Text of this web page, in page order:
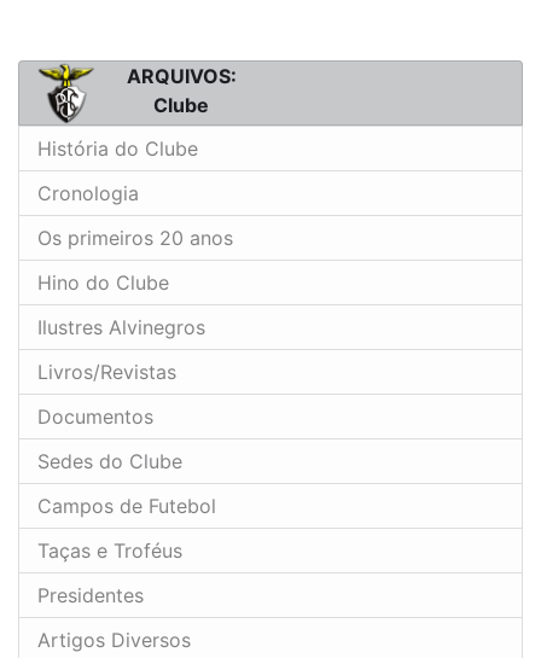
ARQUIVOS:
Clube
História do Clube
Cronologia
Os primeiros 20 anos
Hino do Clube
Ilustres Alvinegros
Livros/Revistas
Documentos
Sedes do Clube
Campos de Futebol
Taças e Troféus
Presidentes
Artigos Diversos